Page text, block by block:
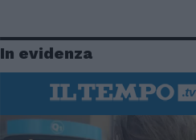
In evidenza